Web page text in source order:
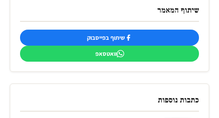
שיתוף המאמר
שיתוף בפייסבוק
וואטסאפ
כתבות נוספות